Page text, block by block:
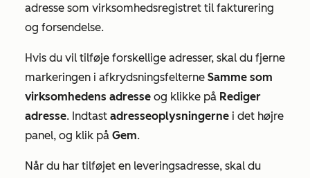
adresse som virksomhedsregistret til fakturering
og forsendelse.
Hvis du vil tilføje forskellige adresser, skal du fjerne
markeringen i afkrydsningsfelterne Samme som
virksomhedens adresse og klikke på Rediger
adresse. Indtast adresseoplysningerne i det højre
panel, og klik på Gem.
Når du har tilføjet en leveringsadresse, skal du